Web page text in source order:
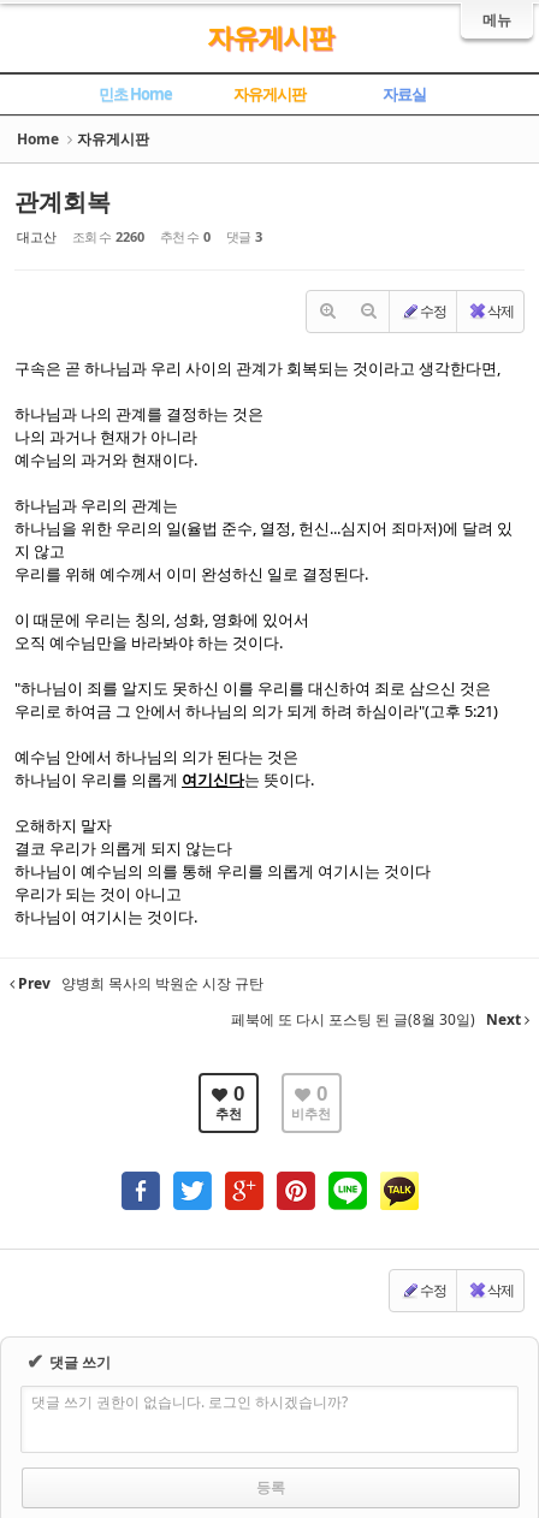
메뉴
자유게시판
민초 Home 자유게시판 자료실
Home 자유게시판
관계회복
대고산 조회 수 2260 추천 수 0 댓글 3
수정 삭제
구속은 곧 하나님과 우리 사이의 관계가 회복되는 것이라고 생각한다면,
하나님과 나의 관계를 결정하는 것은
나의 과거나 현재가 아니라
예수님의 과거와 현재이다.
하나님과 우리의 관계는
하나님을 위한 우리의 일(율법 준수, 열정, 헌신...심지어 죄마저)에 달려 있
지 않고
우리를 위해 예수께서 이미 완성하신 일로 결정된다.
이 때문에 우리는 칭의, 성화, 영화에 있어서
오직 예수님만을 바라봐야 하는 것이다.
"하나님이 죄를 알지도 못하신 이를 우리를 대신하여 죄로 삼으신 것은
우리로 하여금 그 안에서 하나님의 의가 되게 하려 하심이라"(고후 5:21)
예수님 안에서 하나님의 의가 된다는 것은
하나님이 우리를 의롭게 여기신다는 뜻이다.
오해하지 말자
결코 우리가 의롭게 되지 않는다
하나님이 예수님의 의를 통해 우리를 의롭게 여기시는 것이다
우리가 되는 것이 아니고
하나님이 여기시는 것이다.
Prev 양병희 목사의 박원순 시장 규탄
페북에 또 다시 포스팅 된 글(8월 30일)
Next
0
추천
0
비추천
수정 삭제
✔ 댓글 쓰기
댓글 쓰기 권한이 없습니다. 로그인 하시겠습니까?